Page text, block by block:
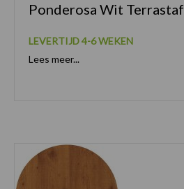
Ponderosa Wit
LEVERTIJD 4-6 WEKEN
Lees meer...